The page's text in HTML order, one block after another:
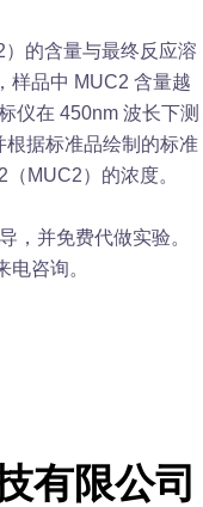
的含量与最终反应溶
样品中 MUC2 含量越
仪在 450nm 波长下测
根据标准品绘制的标准
MUC2）的浓度。
，并免费代做实验。
咨询。
有限公司